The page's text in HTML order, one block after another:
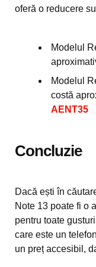
oferă o reducere
Modelul
Modelul
costă
AENT35
Concluzie
Dacă ești în
Note 13 poate fi o
pentru toate
care este un
un preț accesibil,